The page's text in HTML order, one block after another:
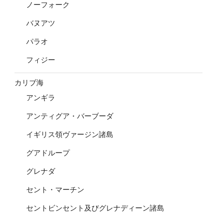
ノーフォーク
バヌアツ
パラオ
フィジー
カリブ海
アンギラ
アンティグア・バーブーダ
イギリス領ヴァージン諸島
グアドループ
グレナダ
セント・マーチン
セントビンセント及びグレナディーン諸島